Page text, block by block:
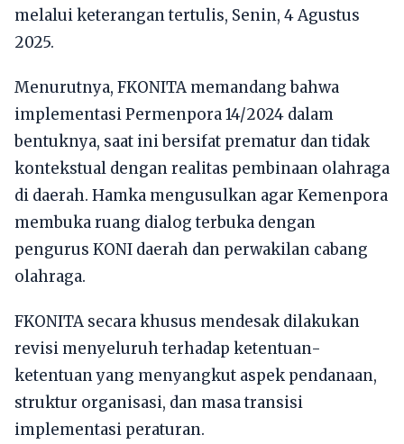
melalui keterangan tertulis, Senin, 4 Agustus
2025.
Menurutnya, FKONITA memandang bahwa
implementasi Permenpora 14/2024 dalam
bentuknya, saat ini bersifat prematur dan tidak
kontekstual dengan realitas pembinaan olahraga
di daerah. Hamka mengusulkan agar Kemenpora
membuka ruang dialog terbuka dengan
pengurus KONI daerah dan perwakilan cabang
olahraga.
FKONITA secara khusus mendesak dilakukan
revisi menyeluruh terhadap ketentuan-
ketentuan yang menyangkut aspek pendanaan,
struktur organisasi, dan masa transisi
implementasi peraturan.